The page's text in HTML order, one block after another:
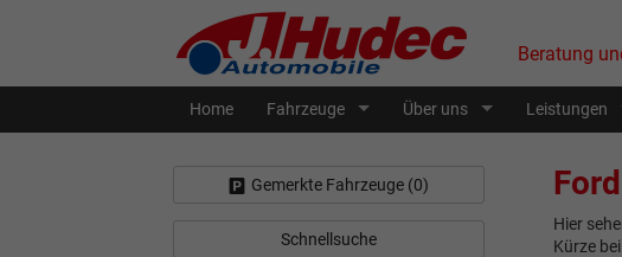
Beratung
Home Fahrzeuge Über uns Leistungen
Hier
Kürze
Gemerkte Fahrzeuge (0)
Schnellsuche